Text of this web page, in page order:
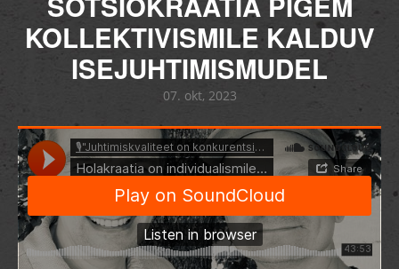
KOLLEKTIVISMILE KALDUV
ISEJUHTIMISMUDEL
07. okt, 2023